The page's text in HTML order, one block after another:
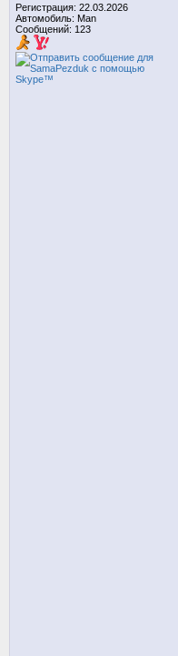
SamaPezduk
Acheter
SamaPezduk
SamaPezduk Bon
Bon
Achat
Bon
Acheter
Acheter
Регистрация: 22.03.2026
Автомобиль: Man
Сообщений: 123